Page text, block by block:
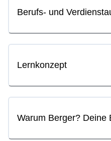
Berufs- und
Lernkonzept
Warum Berger? Deine